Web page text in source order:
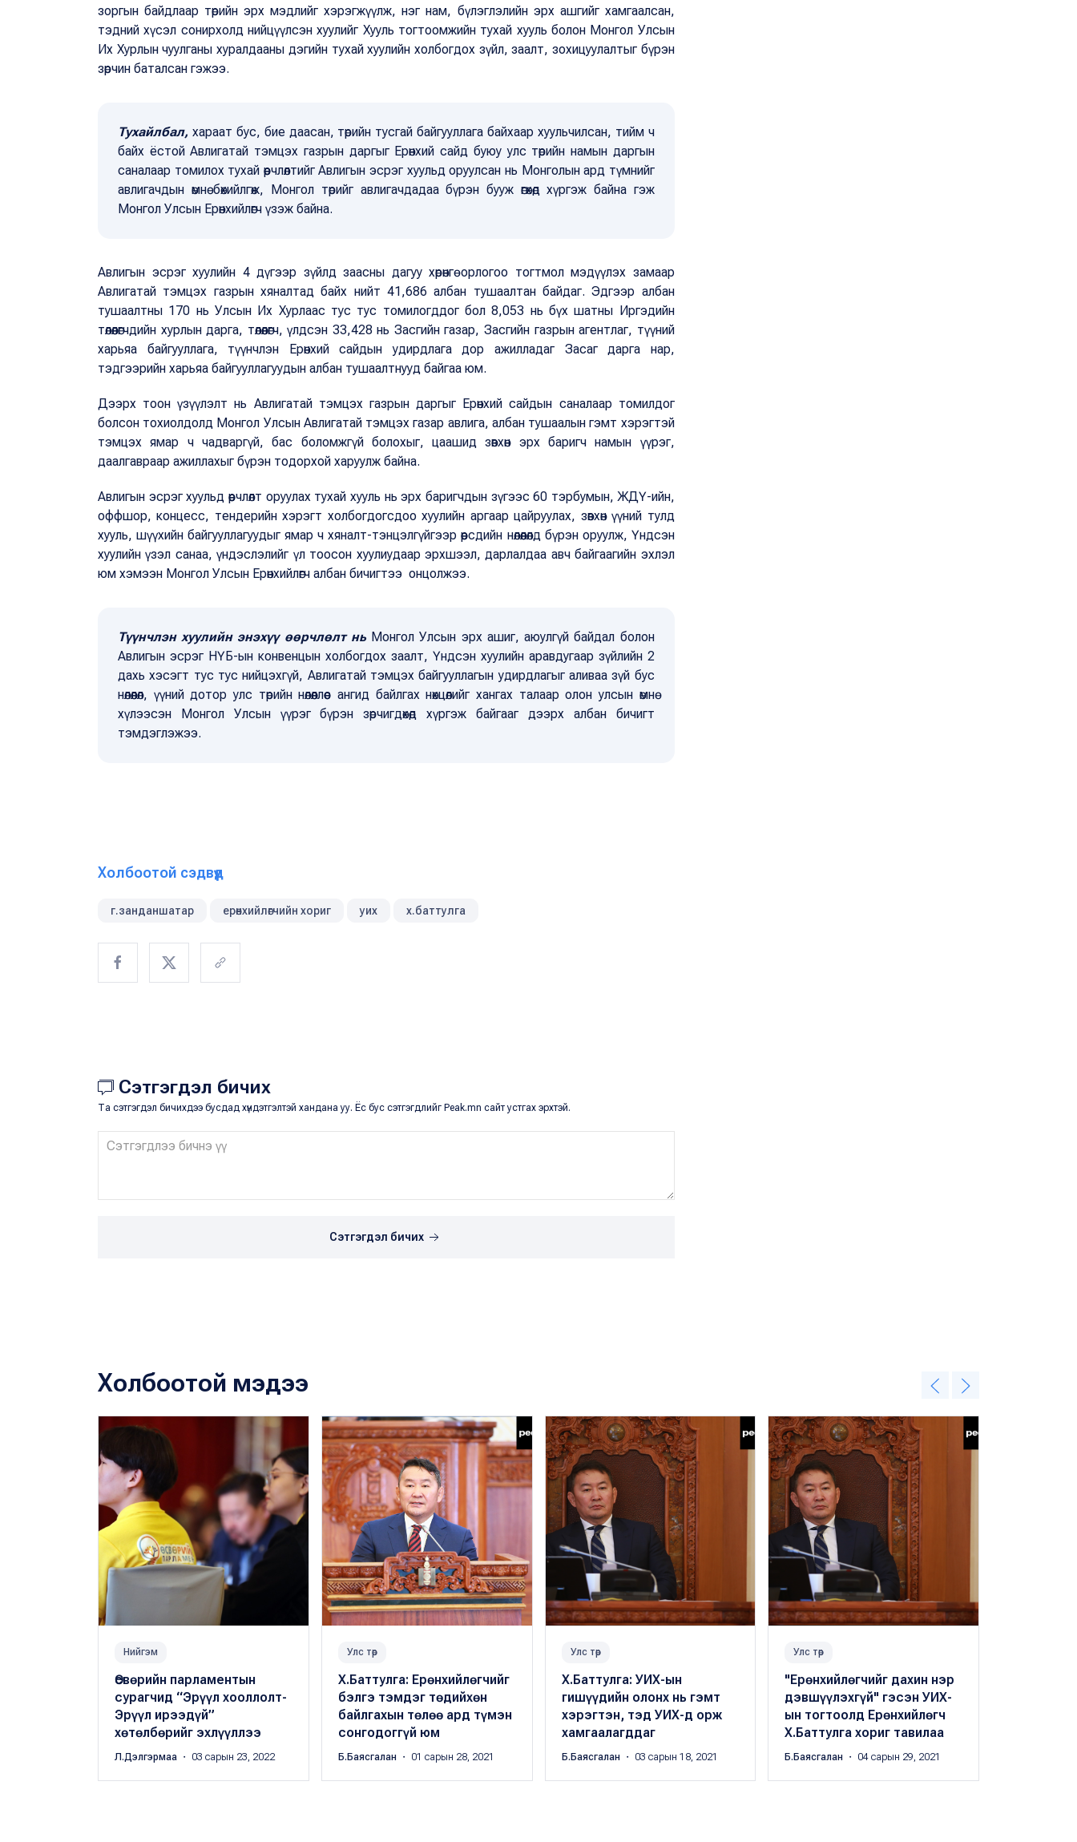
зоргын байдлаар төрийн эрх мэдлийг хэрэгжүүлж, нэг нам, бүлэглэлийн эрх ашгийг хамгаалсан,
тэдний хүсэл сонирхолд нийцүүлсэн хуулийг Хууль тогтоомжийн тухай хууль болон Монгол Улсын
Их Хурлын чуулганы хуралдааны дэгийн тухай хуулийн холбогдох зүйл, заалт, зохицуулалтыг бүрэн
зөрчин баталсан гэжээ.
Тухайлбал, хараат бус, бие даасан, төрийн тусгай байгууллага байхаар хуульчилсан, тийм ч
байх ёстой Авлигатай тэмцэх газрын даргыг Ерөнхий сайд буюу улс төрийн намын даргын
саналаар томилох тухай өөрчлөлтийг Авлигын эсрэг хуульд оруулсан нь Монголын ард түмнийг
авлигачдын өмнө бөхийлгөж, Монгол төрийг авлигачдадаа бүрэн бууж өгөхөд хүргэж байна гэж
Монгол Улсын Ерөнхийлөгч үзэж байна.
Авлигын эсрэг хуулийн 4 дүгээр зүйлд заасны дагуу хөрөнгө орлогоо тогтмол мэдүүлэх замаар
Авлигатай тэмцэх газрын хяналтад байх нийт 41,686 албан тушаалтан байдаг. Эдгээр албан
тушаалтны 170 нь Улсын Их Хурлаас тус тус томилогддог бол 8,053 нь бүх шатны Иргэдийн
төлөөлөгчдийн хурлын дарга, төлөөлөгч, үлдсэн 33,428 нь Засгийн газар, Засгийн газрын агентлаг, түүний
харьяа байгууллага, түүнчлэн Ерөнхий сайдын удирдлага дор ажилладаг Засаг дарга нар,
тэдгээрийн харьяа байгууллагуудын албан тушаалтнууд байгаа юм.
Дээрх тоон үзүүлэлт нь Авлигатай тэмцэх газрын даргыг Ерөнхий сайдын саналаар томилдог
болсон тохиолдолд Монгол Улсын Авлигатай тэмцэх газар авлига, албан тушаалын гэмт хэрэгтэй
тэмцэх ямар ч чадваргүй, бас боломжгүй болохыг, цаашид зөвхөн эрх баригч намын үүрэг,
даалгавраар ажиллахыг бүрэн тодорхой харуулж байна.
Авлигын эсрэг хуульд өөрчлөлт оруулах тухай хууль нь эрх баригчдын зүгээс 60 тэрбумын, ЖДҮ-ийн,
оффшор, концесс, тендерийн хэрэгт холбогдогсдоо хуулийн аргаар цайруулах, зөвхөн үүний тулд
хууль, шүүхийн байгууллагуудыг ямар ч хяналт-тэнцэлгүйгээр өөрсдийн нөлөөлөлд бүрэн оруулж, Үндсэн
хуулийн үзэл санаа, үндэслэлийг үл тоосон хуулиудаар эрхшээл, дарлалдаа авч байгаагийн эхлэл
юм хэмээн Монгол Улсын Ерөнхийлөгч албан бичигтээ онцолжээ.
Түүнчлэн хуулийн энэхүү өөрчлөлт нь Монгол Улсын эрх ашиг, аюулгүй байдал болон
Авлигын эсрэг НҮБ-ын конвенцын холбогдох заалт, Үндсэн хуулийн аравдугаар зүйлийн 2
дахь хэсэгт тус тус нийцэхгүй, Авлигатай тэмцэх байгууллагын удирдлагыг аливаа зүй бус
нөлөөлөл, үүний дотор улс төрийн нөлөөллөөс ангид байлгах нөхцөлийг хангах талаар олон улсын өмнө
хүлээсэн Монгол Улсын үүрэг бүрэн зөрчигдөхөд хүргэж байгааг дээрх албан бичигт
тэмдэглэжээ.
Холбоотой сэдвүүд
г.занданшатар ерөнхийлөгчийн хориг уих х.баттулга
Сэтгэгдэл бичих
Та сэтгэгдэл бичихдээ бусдад хүндэтгэлтэй хандана уу. Ёс бус сэтгэгдлийг Peak.mn сайт устгах эрхтэй.
Сэтгэгдэл бичих
Холбоотой мэдээ
Нийгэм
Өсвөрийн парламентын
сурагчид “Эрүүл хооллолт-
Эрүүл ирээдүй”
хөтөлбөрийг эхлүүллээ
Л.Дэлгэрмаа ・ 03 сарын 23, 2022
Улс төр
Х.Баттулга: Ерөнхийлөгчийг
бэлгэ тэмдэг төдийхөн
байлгахын төлөө ард түмэн
сонгодоггүй юм
Б.Баясгалан ・ 01 сарын 28, 2021
Улс төр
Х.Баттулга: УИХ-ын
гишүүдийн олонх нь гэмт
хэрэгтэн, тэд УИХ-д орж
хамгаалагддаг
Б.Баясгалан ・ 03 сарын 18, 2021
Улс төр
"Ерөнхийлөгчийг дахин нэр
дэвшүүлэхгүй" гэсэн УИХ-
ын тогтоолд Ерөнхийлөгч
Х.Баттулга хориг тавилаа
Б.Баясгалан ・ 04 сарын 29, 2021